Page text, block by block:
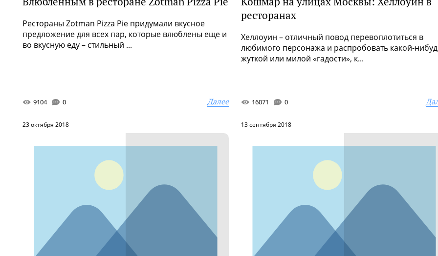
Рестораны Zotman Pizza Pie придумали вкусное
предложение для всех пар, которые влюблены еще и
во вкусную еду – стильный ...
9104 0 Далее
ресторанах
Хеллоуин – отличный повод перевоплотиться в
любимого персонажа и распробовать какой-
жуткой или милой «гадости», к...
16071 0
23 октября 2018 13 сентября 2018